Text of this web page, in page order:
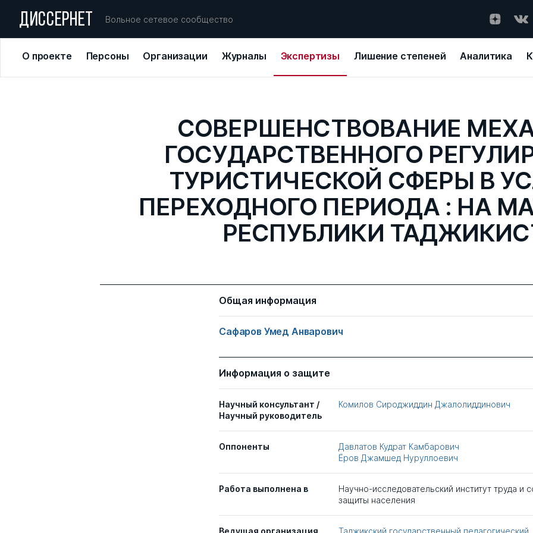
ДИССЕРНЕТ Вольное сетевое сообщество
О проекте Персоны Организации Журналы Экспертизы Лишение степеней Аналитика
СОВЕРШЕНСТВОВАНИЕ
ГОСУДАРСТВЕННОГО
ТУРИСТИЧЕСКОЙ СФЕРЫ В
ПЕРЕХОДНОГО ПЕРИОДА : НА
РЕСПУБЛИКИ
Общая информация
Сафаров Умед Анварович
Информация о защите
Научный консультант /
Научный руководитель
Комилов Сироджиддин Джалолиддинович
Оппоненты
Давлатов Кудрат Камбарович
Ёров Джамшед Нуруллоевич
Работа выполнена в
Научно-исследовательский институт труда и
защиты населения
Ведущая организация
Таджикский государственный педагогический